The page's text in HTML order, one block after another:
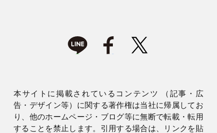
本サイトに掲載されているコンテンツ （記事・広
告・デザイン等）に関する著作権は当社に帰属してお
り、他のホームページ・ブログ等に無断で転載・転用
することを禁止します。引用する場合は、リンクを貼